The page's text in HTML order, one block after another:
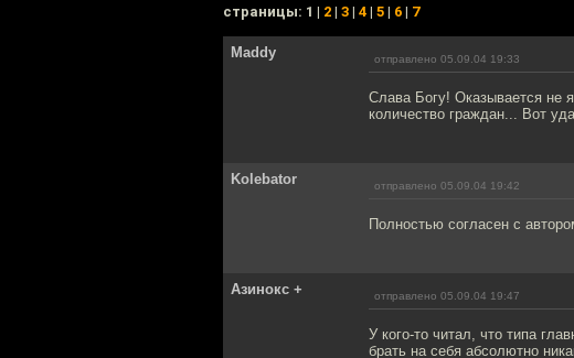
cтраницы: 1 | 2 | 3 | 4 | 5 | 6 | 7
Maddy отправлено 05.09.04 19:33
Слава Богу! Оказывается не
количество граждан... Вот
Kolebator отправлено 05.09.04 19:42
Полностью согласен с
Азинокс + отправлено 05.09.04 19:47
У кого-то читал, что типа
брать на себя абсолютно